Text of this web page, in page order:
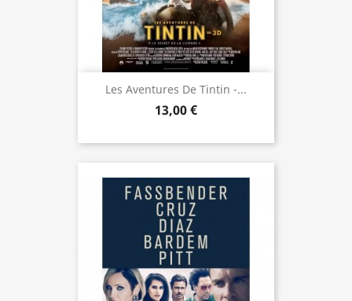
Les Aventures De Tintin -...
13,00 €